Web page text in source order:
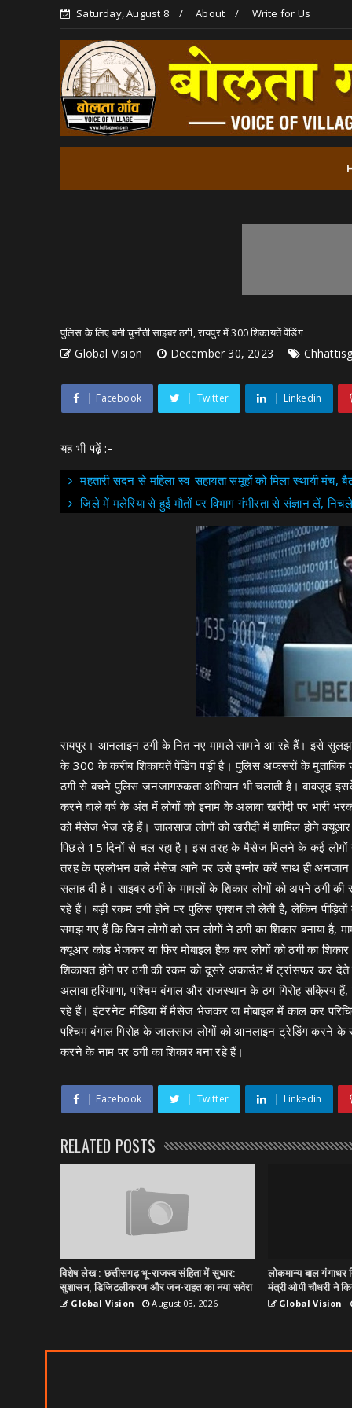
Saturday, August 8 About Write for Us
पुलिस के लिए बनी चुनौती साइबर ठगी, रायपुर में 300 शिकायतें पेंडिंग
Global Vision December 30, 2023
Facebook Twitter Linkedin
यह भी पढ़ें :-
महतारी सदन से महिला स्व-सहायता समूहों को मिला स्थायी मंच,
जिले में मलेरिया से हुई मौतों पर विभाग गंभीरता से संज्ञान लें,
रायपुर। आनलाइन ठगी के नित नए मामले सामने आ रहे हैं। इसे
के 300 के करीब शिकायतें पेंडिंग पड़ी है। पुलिस अफसरों के मुताबिक
ठगी से बचने पुलिस जनजागरुकता अभियान भी चलाती है। बावजूद
करने वाले वर्ष के अंत में लोगों को इनाम के अलावा खरीदी पर भारी
को मैसेज भेज रहे हैं। जालसाज लोगों को खरीदी में शामिल होने
पिछले 15 दिनों से चल रहा है। इस तरह के मैसेज मिलने के कई लोगों
तरह के प्रलोभन वाले मैसेज आने पर उसे इग्नोर करें साथ ही
सलाह दी है। साइबर ठगी के मामलों के शिकार लोगों को अपने ठगी
रहे हैं। बड़ी रकम ठगी होने पर पुलिस एक्शन तो लेती है, लेकिन
समझ गए हैं कि जिन लोगों को उन लोगों ने ठगी का शिकार बनाया
क्यूआर कोड भेजकर या फिर मोबाइल हैक कर लोगों को ठगी का
शिकायत होने पर ठगी की रकम को दूसरे अकाउंट में ट्रांसफर कर
अलावा हरियाणा, पश्चिम बंगाल और राजस्थान के ठग गिरोह
रहे हैं। इंटरनेट मीडिया में मैसेज भेजकर या मोबाइल में काल कर
पश्चिम बंगाल गिरोह के जालसाज लोगों को आनलाइन ट्रेडिंग करने
करने के नाम पर ठगी का शिकार बना रहे हैं।
Facebook Twitter Linkedin
RELATED POSTS
विशेष लेख : छत्तीसगढ़ भू-राजस्व संहिता में सुधार:
सुशासन, डिजिटलीकरण और जन-राहत का नया सवेरा
Global Vision August 03, 2026
लोकमान्य बाल गंगाधर
मंत्री ओपी चौधरी ने
Global Vision